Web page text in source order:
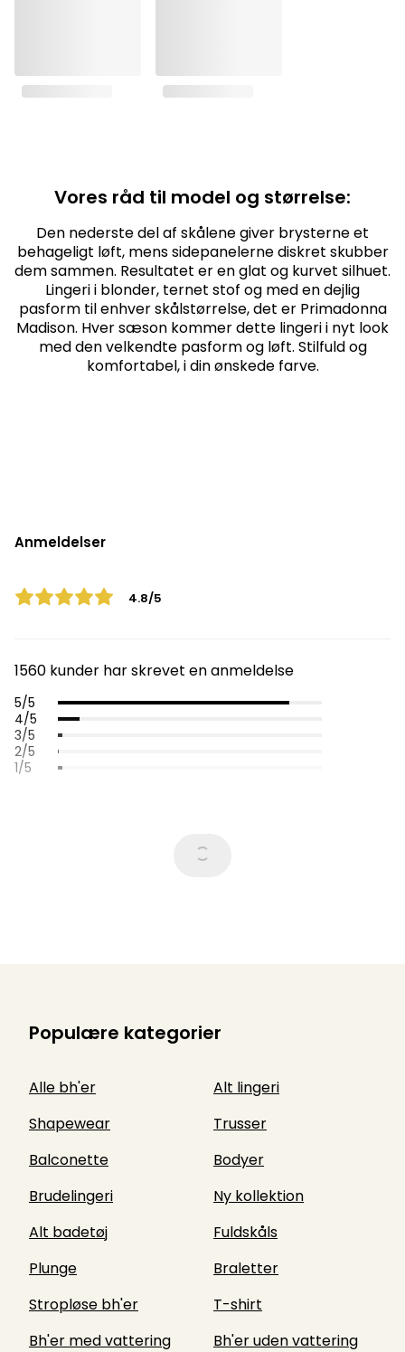
Vores råd til model og størrelse:
Den nederste del af skålene giver brysterne et
behageligt løft, mens sidepanelerne diskret skubber
dem sammen. Resultatet er en glat og kurvet silhuet.
Lingeri i blonder, ternet stof og med en dejlig
pasform til enhver skålstørrelse, det er Primadonna
Madison. Hver sæson kommer dette lingeri i nyt look
med den velkendte pasform og løft. Stilfuld og
komfortabel, i din ønskede farve.
Anmeldelser
4.8/5
1560 kunder har skrevet en anmeldelse
5/5
4/5
3/5
2/5
1/5
Populære kategorier
Alle bh'er
Alt lingeri
Shapewear
Trusser
Balconette
Bodyer
Brudelingeri
Ny kollektion
Alt badetøj
Fuldskåls
Plunge
Braletter
Stropløse bh'er
T-shirt
Bh'er med vattering
Bh'er uden vattering